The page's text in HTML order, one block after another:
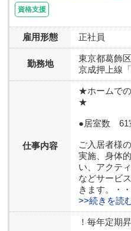
資格支援
雇用形態 正社員
勤務地
東京都葛飾区
京成押上線
仕事内容
★ホームで
★
●居室数 61
ご入居者様
実施、身体
い、アクテ
などサービ
きます。・・
>>続きを読
！毎年定期